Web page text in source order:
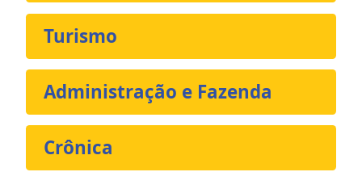
Turismo
Administração e Fazenda
Crônica